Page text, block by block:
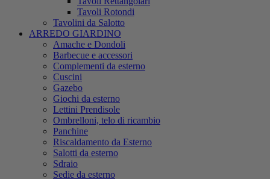
Tavoli Rotondi
Tavolini da Salotto
ARREDO GIARDINO
Amache e Dondoli
Barbecue e accessori
Complementi da esterno
Cuscini
Gazebo
Giochi da esterno
Lettini Prendisole
Ombrelloni, telo di ricambio
Panchine
Riscaldamento da Esterno
Salotti da esterno
Sdraio
Sedie da esterno